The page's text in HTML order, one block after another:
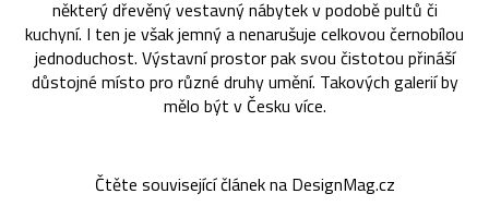
některý dřevěný vestavný nábytek v podobě pultů či
kuchyní. I ten je však jemný a nenarušuje celkovou černobílou
jednoduchost. Výstavní prostor pak svou čistotou přináší
důstojné místo pro různé druhy umění. Takových galerií by
mělo být v Česku více.
Čtěte související článek na DesignMag.cz